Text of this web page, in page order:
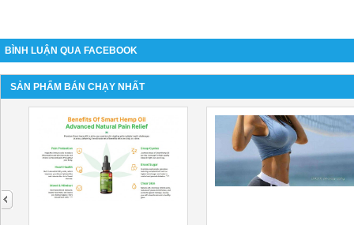
BÌNH LUẬN QUA FACEBOOK
SẢN PHẨM BÁN CHẠY NHẤT
next